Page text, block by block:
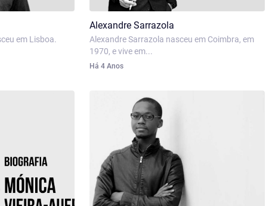
em Lisboa.
Alexandre Sarrazola
Alexandre Sarrazola nasceu em Coimbra, em
1970, e vive em...
Há 4 Anos